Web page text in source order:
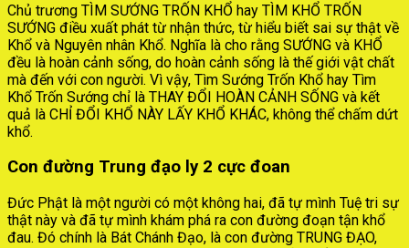
Chủ trương TÌM SƯỚNG TRỐN KHỔ hay TÌM KHỔ TRỐN
SƯỚNG điều xuất phát từ nhận thức, từ hiểu biết sai sự thật về
Khổ và Nguyên nhân Khổ. Nghĩa là cho rằng SƯỚNG và KHỔ
đều là hoàn cảnh sống, do hoàn cảnh sống là thế giới vật chất
mà đến với con người. Vì vậy, Tìm Sướng Trốn Khổ hay Tìm
Khổ Trốn Sướng chỉ là THAY ĐỔI HOÀN CẢNH SỐNG và kết
quả là CHỈ ĐỔI KHỔ NÀY LẤY KHỔ KHÁC, không thể chấm dứt
khổ.
Con đường Trung đạo ly 2 cực đoan
Đức Phật là một người có một không hai, đã tự mình Tuệ tri sự
thật này và đã tự mình khám phá ra con đường đoạn tận khổ
đau. Đó chính là Bát Chánh Đạo, là con đường TRUNG ĐẠO,